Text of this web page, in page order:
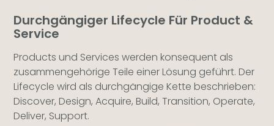
Durchgängiger Lifecycle Für Product &
Service
Products und Services werden konsequent als
zusammengehörige Teile einer Lösung geführt. Der
Lifecycle wird als durchgängige Kette beschrieben:
Discover, Design, Acquire, Build, Transition, Operate,
Deliver, Support.